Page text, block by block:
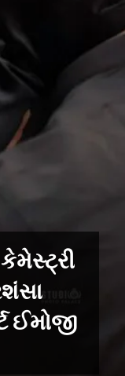
ઈમોજી